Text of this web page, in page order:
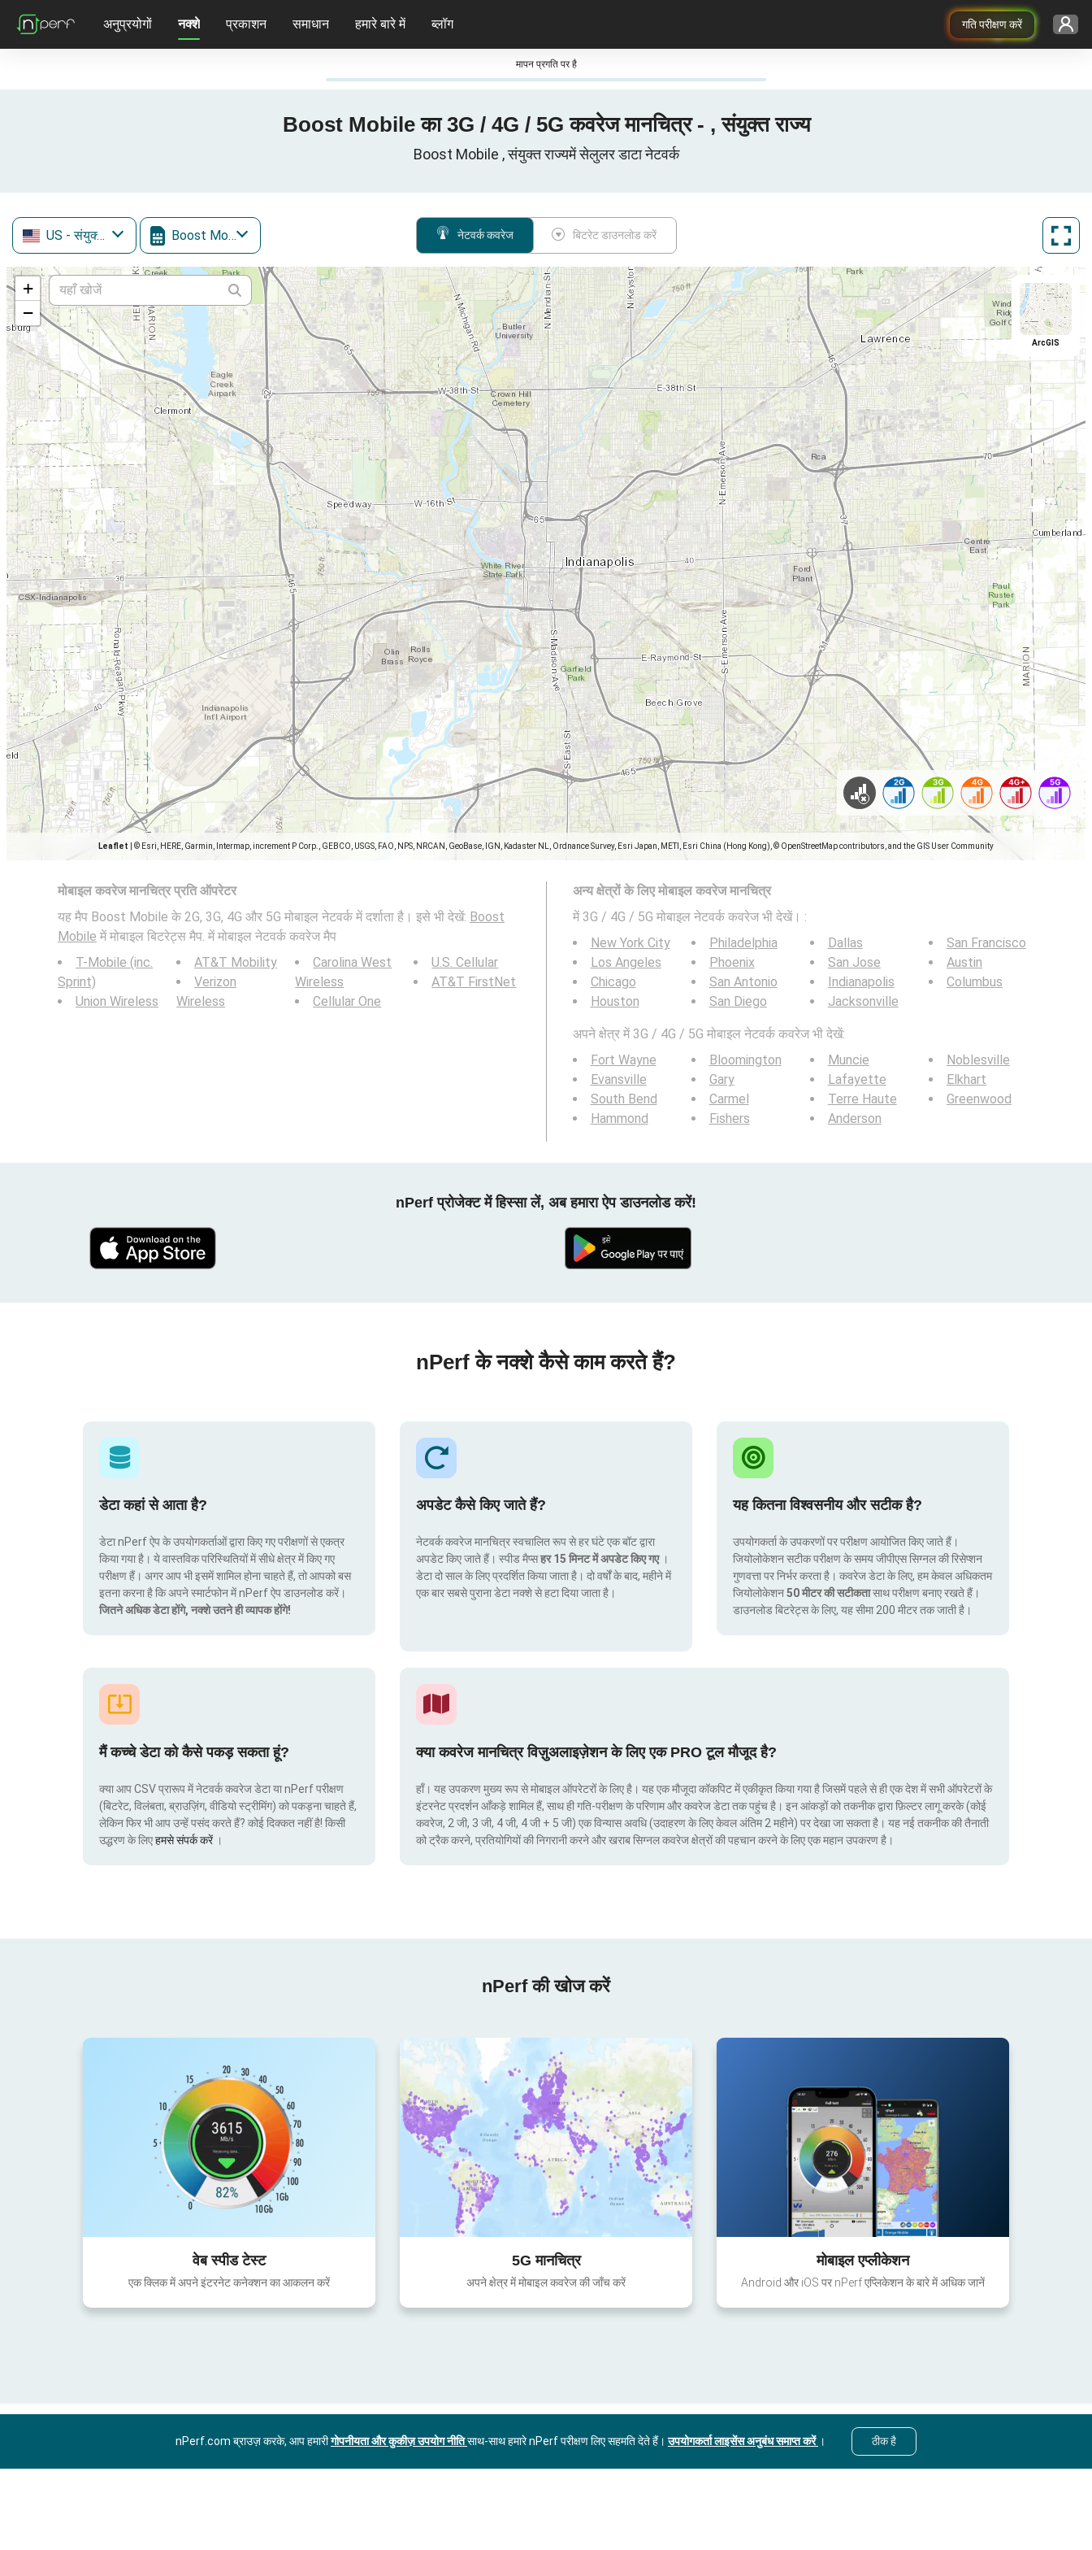
गति परीक्षण करें
अनुप्रयोगों नक्शे प्रकाशन समाधान हमारे बारे में ब्लॉग
मापन प्रगति पर है
Boost Mobile का 3G / 4G / 5G कवरेज मानचित्र - , संयुक्त राज्य
Boost Mobile , संयुक्त राज्यमें सेलुलर डाटा नेटवर्क
US - संयुक्त राज्य Boost Mobile नेटवर्क कवरेज बिटरेट डाउनलोड करें
+
−
Leaflet © Esri, HERE, Garmin, Intermap, increment P Corp., GEBCO, USGS, FAO, NPS, NRCAN, GeoBase, IGN, Kadaster NL, Ordnance Survey, Esri Japan, METI, Esri China (Hong Kong), © OpenStreetMap contributors, and the GIS User Community
ArcGIS
मोबाइल कवरेज मानचित्र प्रति ऑपरेटर
यह मैप Boost Mobile के 2G, 3G, 4G और 5G मोबाइल नेटवर्क में दर्शाता है। इसे भी देखें: Boost
Mobile में मोबाइल बिटरेट्स मैप. में मोबाइल नेटवर्क कवरेज मैप
T-Mobile (inc.
Sprint)
Union Wireless
AT&T Mobility
Verizon
Wireless
Carolina West
Wireless
Cellular One
U.S. Cellular
AT&T FirstNet
अन्य क्षेत्रों के लिए मोबाइल कवरेज मानचित्र
में 3G / 4G / 5G मोबाइल नेटवर्क कवरेज भी देखें। :
New York City
Los Angeles
Chicago
Houston
Philadelphia
Phoenix
San Antonio
San Diego
Dallas
San Jose
Indianapolis
Jacksonville
San Francisco
Austin
Columbus
अपने क्षेत्र में 3G / 4G / 5G मोबाइल नेटवर्क कवरेज भी देखें:
Fort Wayne
Evansville
South Bend
Hammond
Bloomington
Gary
Carmel
Fishers
Muncie
Lafayette
Terre Haute
Anderson
Noblesville
Elkhart
Greenwood
nPerf प्रोजेक्ट में हिस्सा लें, अब हमारा ऐप डाउनलोड करें!
nPerf के नक्शे कैसे काम करते हैं?
डेटा कहां से आता है?
डेटा nPerf ऐप के उपयोगकर्ताओं द्वारा किए गए परीक्षणों से एकत्र
किया गया है। ये वास्तविक परिस्थितियों में सीधे क्षेत्र में किए गए
परीक्षण हैं। अगर आप भी इसमें शामिल होना चाहते हैं, तो आपको बस
इतना करना है कि अपने स्मार्टफोन में nPerf ऐप डाउनलोड करें।
जितने अधिक डेटा होंगे, नक्शे उतने ही व्यापक होंगे!
अपडेट कैसे किए जाते हैं?
नेटवर्क कवरेज मानचित्र स्वचालित रूप से हर घंटे एक बॉट द्वारा
अपडेट किए जाते हैं। स्पीड मैप्सहर 15 मिनट में अपडेट किए गए ।
डेटा दो साल के लिए प्रदर्शित किया जाता है। दो वर्षों के बाद, महीने में
एक बार सबसे पुराना डेटा नक्शे से हटा दिया जाता है।
यह कितना विश्वसनीय और सटीक है?
उपयोगकर्ता के उपकरणों पर परीक्षण आयोजित किए जाते हैं।
जियोलोकेशन सटीक परीक्षण के समय जीपीएस सिग्नल की रिसेप्शन
गुणवत्ता पर निर्भर करता है। कवरेज डेटा के लिए, हम केवल अधिकतम
जियोलोकेशन50 मीटर की सटीकतासाथ परीक्षण बनाए रखते हैं।
डाउनलोड बिटरेट्स के लिए, यह सीमा 200 मीटर तक जाती है।
मैं कच्चे डेटा को कैसे पकड़ सकता हूं?
क्या आप CSV प्रारूप में नेटवर्क कवरेज डेटा या nPerf परीक्षण
(बिटरेट, विलंबता, ब्राउज़िंग, वीडियो स्ट्रीमिंग) को पकड़ना चाहते हैं,
लेकिन फिर भी आप उन्हें पसंद करते हैं? कोई दिक्कत नहीं है! किसी
उद्धरण के लिएहमसे संपर्क करें ।
क्या कवरेज मानचित्र विज़ुअलाइज़ेशन के लिए एक PRO टूल मौजूद है?
हाँ। यह उपकरण मुख्य रूप से मोबाइल ऑपरेटरों के लिए है। यह एक मौजूदा कॉकपिट में एकीकृत किया गया है जिसमें पहले से ही एक देश में सभी ऑपरेटरों के
इंटरनेट प्रदर्शन आँकड़े शामिल हैं, साथ ही गति-परीक्षण के परिणाम और कवरेज डेटा तक पहुंच है। इन आंकड़ों को तकनीक द्वारा फ़िल्टर लागू करके (कोई
कवरेज, 2 जी, 3 जी, 4 जी, 4 जी + 5 जी) एक विन्यास अवधि (उदाहरण के लिए केवल अंतिम 2 महीने) पर देखा जा सकता है। यह नई तकनीक की तैनाती
को ट्रैक करने, प्रतियोगियों की निगरानी करने और खराब सिग्नल कवरेज क्षेत्रों की पहचान करने के लिए एक महान उपकरण है।
nPerf की खोज करें
वेब स्पीड टेस्ट
एक क्लिक में अपने इंटरनेट कनेक्शन का आकलन करें
5G मानचित्र
अपने क्षेत्र में मोबाइल कवरेज की जाँच करें
मोबाइल एप्लीकेशन
Android और iOS पर nPerf एप्लिकेशन के बारे में अधिक जानें
nPerf.com ब्राउज़ करके, आप हमारीगोपनीयता और कुकीज़ उपयोग नीतिसाथ-साथ हमारे nPerf परीक्षण लिए सहमति देते हैं।उपयोगकर्ता लाइसेंस अनुबंध समाप्त करें । ठीक है